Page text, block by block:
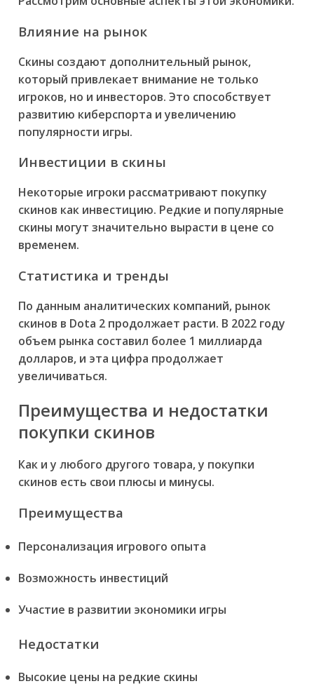
Влияние на рынок
Скины создают дополнительный рынок,
который привлекает внимание не только
игроков, но и инвесторов. Это способствует
развитию киберспорта и увеличению
популярности игры.
Инвестиции в скины
Некоторые игроки рассматривают покупку
скинов как инвестицию. Редкие и популярные
скины могут значительно вырасти в цене со
временем.
Статистика и тренды
По данным аналитических компаний, рынок
скинов в Dota 2 продолжает расти. В 2022 году
объем рынка составил более 1 миллиарда
долларов, и эта цифра продолжает
увеличиваться.
Преимущества и недостатки
покупки скинов
Как и у любого другого товара, у покупки
скинов есть свои плюсы и минусы.
Преимущества
Персонализация игрового опыта
Возможность инвестиций
Участие в развитии экономики игры
Недостатки
Высокие цены на редкие скины